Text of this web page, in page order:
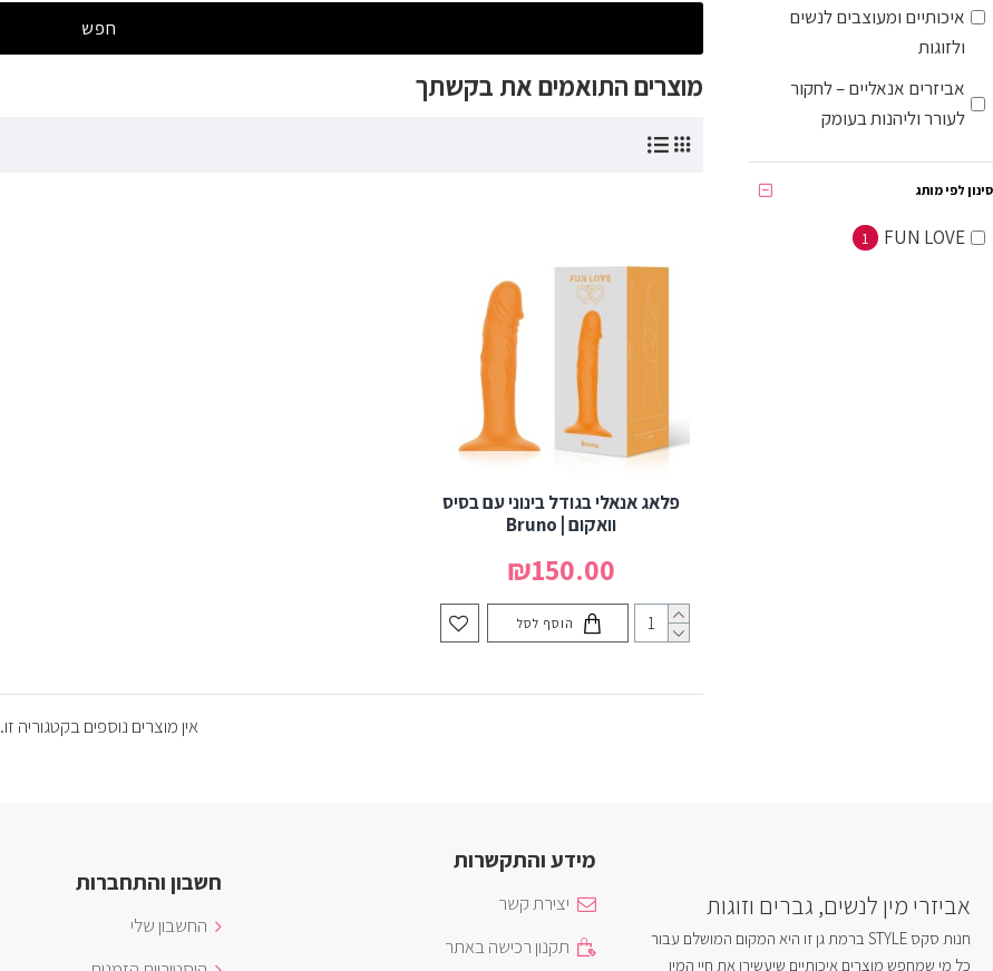
איכותיים ומעוצבים לנשים
ולזוגות
אביזרים אנאליים – לחקור
לעורר וליהנות בעומק
סינון לפי מותג
FUN LOVE
1
חפש
מוצרים התואמים את בקשתך
פלאג אנאלי בגודל בינוני עם בסיס
וואקום | Bruno
₪150.00
הוסף לסל
אין מוצרים נוספים בקטגוריה זו.
אביזרי מין לנשים, גברים וזוגות
חנות סקס STYLE ברמת גן זו היא המקום המושלם עבור
כל מי שמחפש מוצרים איכותיים שיעשירו את חיי המין
מידע והתקשרות
יצירת קשר
תקנון רכישה באתר
חשבון והתחברות
החשבון שלי